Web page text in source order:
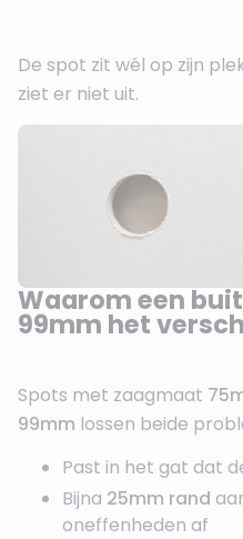
De spot zit wél op zijn
ziet er niet uit.
Waarom een
99mm het
Spots met zaagmaat
99mm lossen beide
Past in het gat dat
Bijna 25mm rand
oneffenheden af